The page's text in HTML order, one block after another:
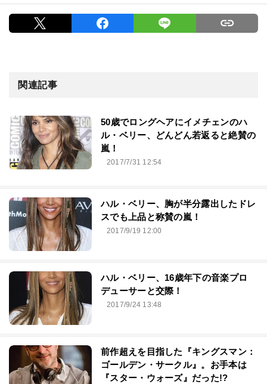
関連記事
50歳でロングヘアにイメチェンのハ
ル・ベリー、どんどん若返ると絶賛の
嵐！
2017/7/31 12:54
ハル・ベリー、胸が半分露出したドレ
スでも上品と称賛の嵐！
2017/9/19 12:00
ハル・ベリー、16歳年下の音楽プロ
デューサーと交際！
2017/9/24 13:48
前作超えを目指した『キングスマン：
ゴールデン・サークル』。お手本は
『スター・ウォーズ』だった!?